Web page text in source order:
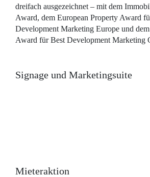
dreifach ausgezeichnet – mit dem
Award, dem European Property Award
Development Marketing Europe und
Award für Best Development Marketing
Signage und Marketingsuite
Mieteraktion